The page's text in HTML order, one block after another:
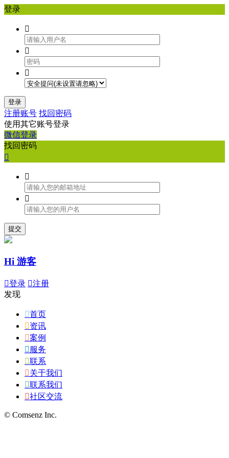
登录



登录
注册账号 找回密码
使用其它账号登录
微信登录
找回密码



提交
Hi 游客
登录 注册
发现
首页
资讯
案例
服务
联系
关于我们
联系我们
社区交流
© Comsenz Inc.